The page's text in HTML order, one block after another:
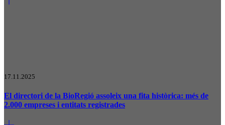
17.11.2025
El directori de la BioRegió assoleix una fita històrica: més de
2.000 empreses i entitats registrades